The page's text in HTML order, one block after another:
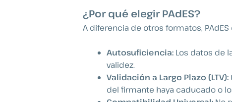
¿Por qué elegir PAdES?
A diferencia de otros formatos,
Autosuficiencia: Los datos de
validez.
Validación a Largo Plazo (LTV):
del firmante haya caducado o